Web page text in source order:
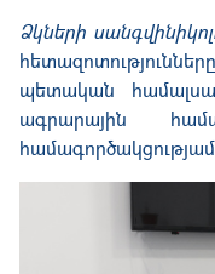
Ձկների
պետական
ագրարային